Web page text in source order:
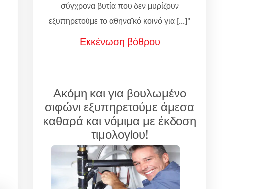
σύγχρονα βυτία που δεν μυρίζουν
εξυπηρετούμε το αθηναϊκό κοινό για [...]"
Εκκένωση βόθρου
Ακόμη και για βουλωμένο
σιφώνι εξυπηρετούμε άμεσα
καθαρά και νόμιμα με έκδοση
τιμολογίου!